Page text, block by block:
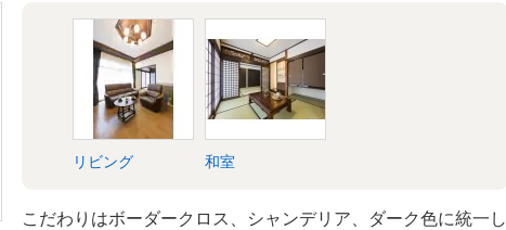
リビング 和室
こだわりはボーダークロス、シャンデリア、ダーク色に統一し